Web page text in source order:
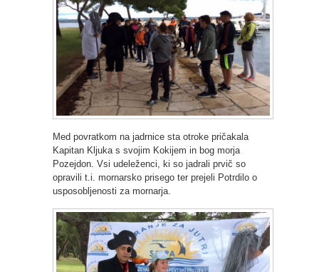
Med povratkom na jadrnice sta otroke pričakala
Kapitan Kljuka s svojim Kokijem in bog morja
Pozejdon. Vsi udeleženci, ki so jadrali prvič so
opravili t.i. mornarsko prisego ter prejeli Potrdilo o
usposobljenosti za mornarja.